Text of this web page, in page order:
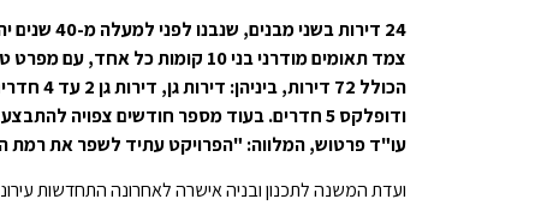
24 דירות בשני
צמד תאומים מודרני בני 10 קומות כל
עו"ד פרטוש, המלווה: "הפרויקט עתיד לשפר את רמת